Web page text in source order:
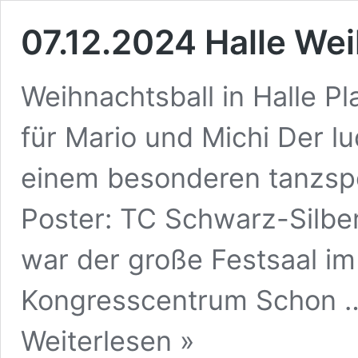
07.12.2024 Halle
Weihnachtsball in Halle
für Mario und Michi Der
einem besonderen
Poster: TC Schwarz-
war der große Festsaal
Kongresscentrum Schon
07.12.2024
Halle
Weiterlesen »